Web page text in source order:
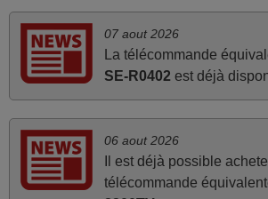
Super Service
Je suis très content de cet achat. Cette
d'une efficacité étonnante. Alors que la
d'origine ne fonctionnait plus
07 aout 2026
La télécommande
SE-R0402 est déjà
06 aout 2026
Il est déjà possible
télécommande